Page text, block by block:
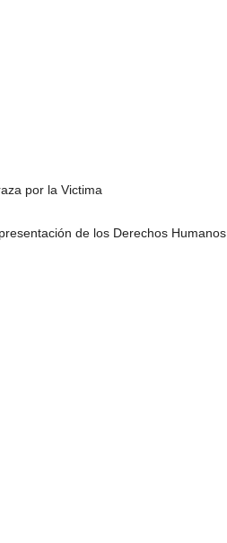
por la Victima
de los Derechos Humanos